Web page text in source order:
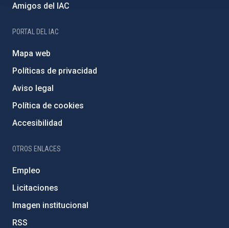
Amigos del IAC
PORTAL DEL IAC
Mapa web
Políticas de privacidad
Aviso legal
Política de cookies
Accesibilidad
OTROS ENLACES
Empleo
Licitaciones
Imagen institucional
RSS